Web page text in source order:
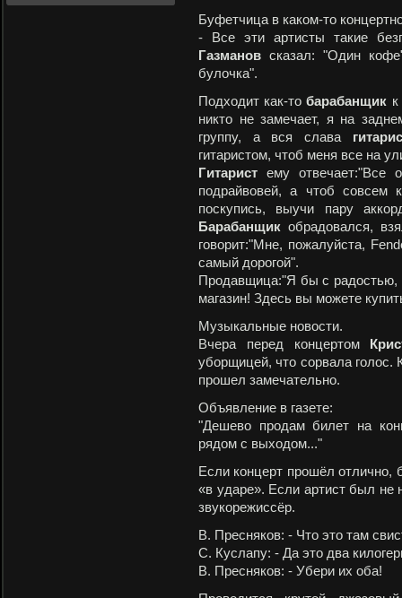
Буфетчица в каком-то
- Все эти артисты такие
Газманов сказал: "Один
булочка".
Подходит как-тобарабанщик к
никто не замечает, я на
группу, а вся слава
гитаристом, чтоб меня все на
Гитарист ему отвечает:"Все
подрайвовей, а чтоб совсем
поскупись, выучи пару
Барабанщик обрадовался,
говорит:"Мне, пожалуйста,
самый дорогой".
Продавщица:"Я бы с радостью,
магазин! Здесь вы можете
Музыкальные новости.
Вчера перед концертом
уборщицей, что сорвала голос.
прошел замечательно.
Объявление в газете:
"Дешево продам билет на
рядом с выходом..."
Если концерт прошёл отлично,
«в ударе». Если артист был не
звукорежиссёр.
В. Пресняков: - Что это там
С. Куслапу: - Да это два
В. Пресняков: - Убери их оба!